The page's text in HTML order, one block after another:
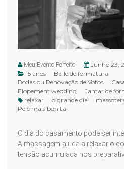
Meu Evento Perfeito
Junho 23,
15 anos
Baile de formatura
Bodas ou Renovação de Votos
Elopement wedding
Jantar de
relaxar
o grande dia
Pele mais bonita
O dia do casamento pode ser
A massagem ajuda a relaxar o
tensão acumulada nos